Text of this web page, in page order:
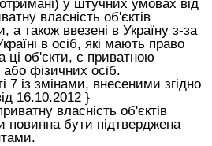
у штучних умовах від
власність об'єктів
а також ввезені в Україну з-за
в осіб, які мають право
ці об'єкти, є приватною
фізичних осіб.
7 із змінами, внесеними згідно
16.10.2012 }
власність об'єктів
повинна бути підтверджена